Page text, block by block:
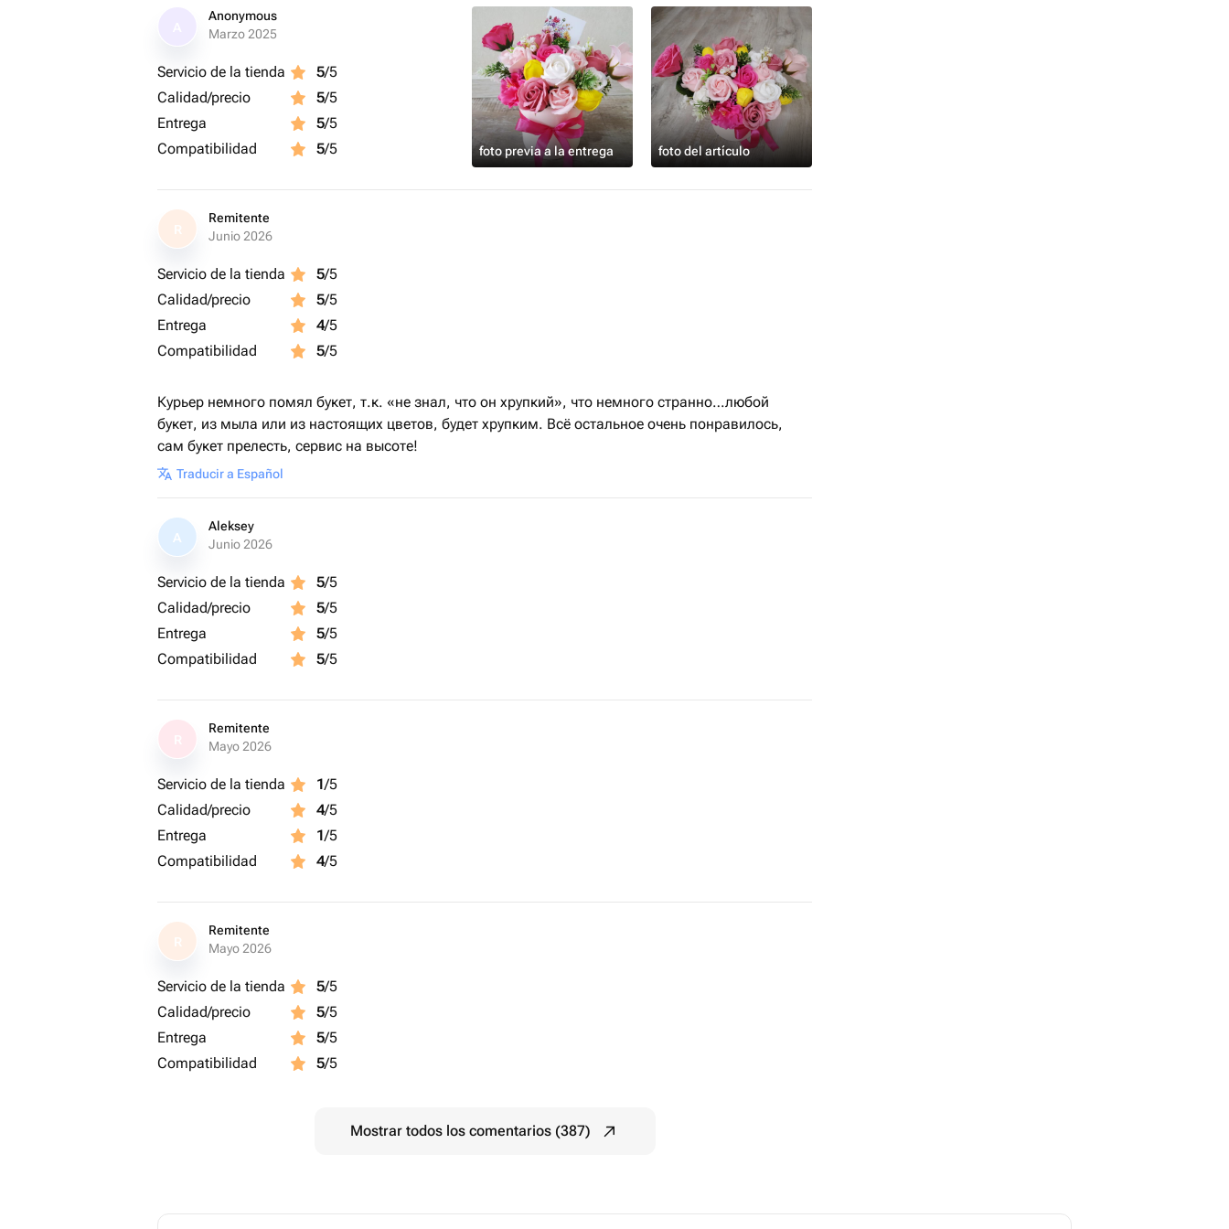
В дальнейшем цветочки могут быть использованы по своему прямому
Anonymous
Marzo 2025
Servicio de la tienda 5/5
Calidad/precio
5/5
Entrega
5/5
Compatibilidad
5/5 foto previa a la entrega foto del artículo
R
Remitente
Junio 2026
Servicio de la tienda 5/5
Calidad/precio
5/5
Entrega
4/5
Compatibilidad
5/5
Курьер немного помял букет, т.к. «не знал, что он хрупкий», что немного странно…любой
букет, из мыла или из настоящих цветов, будет хрупким. Всё остальное очень понравилось,
сам букет прелесть, сервис на высоте!
Traducir a Español
A
Aleksey
Junio 2026
Servicio de la tienda 5/5
Calidad/precio
5/5
Entrega
5/5
Compatibilidad
5/5
Remitente
Mayo 2026
Servicio de la tienda 1/5
Calidad/precio
4/5
Entrega
1/5
Compatibilidad
4/5
R
Remitente
Mayo 2026
Servicio de la tienda 5/5
Calidad/precio
5/5
Entrega
5/5
Compatibilidad
5/5
Mostrar todos los comentarios (387)